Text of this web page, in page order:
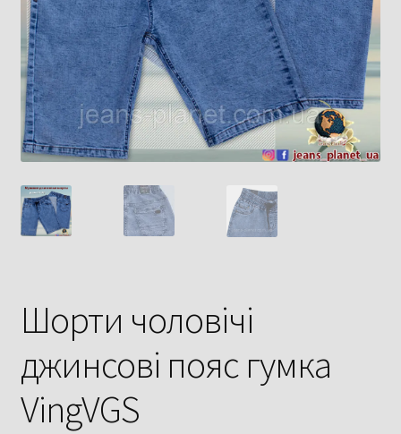
Шорти чоловічі
джинсові пояс гумка
VingVGS